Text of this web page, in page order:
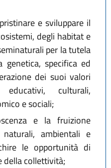
e sviluppare il
degli habitat e
per la tutela
genetica, specifica ed
dei suoi valori
educativi, culturali,
e sociali;
e la fruizione
ambientali e
le opportunità di
della collettività;